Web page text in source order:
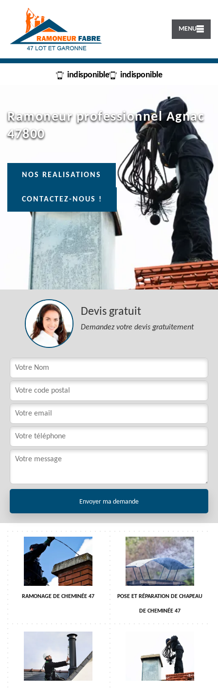
MENU
indisponible indisponible
Ramoneur professionnel Agnac
47800
NOS REALISATIONS
CONTACTEZ-NOUS !
Devis gratuit
Demandez votre devis gratuitement
RAMONAGE DE CHEMINÉE 47 POSE ET RÉPARATION DE CHAPEAU
DE CHEMINÉE 47